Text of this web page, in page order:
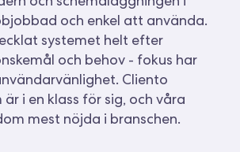
och enkel att använda.
systemet helt efter
och behov - fokus har
Cliento
i en klass för sig, och våra
mest nöjda i branschen.